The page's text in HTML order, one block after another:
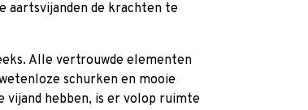
aartsvijanden de krachten te
Alle vertrouwde elementen
schurken en mooie
vijand hebben, is er volop ruimte